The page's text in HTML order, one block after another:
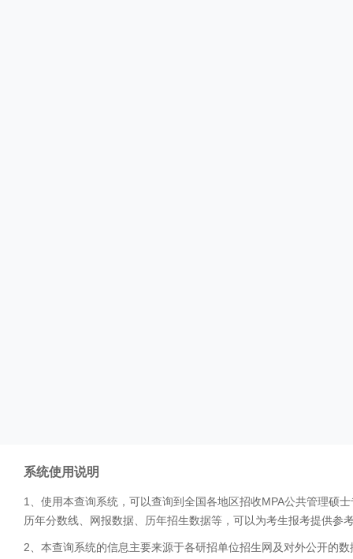
系统使用说明
1、使用本查询系统，可以查询到全国各地区招收MPA公共管理硕
历年分数线、网报数据、历年招生数据等，可以为考生报考提供参
2、本查询系统的信息主要来源于各研招单位招生网及对外公开的